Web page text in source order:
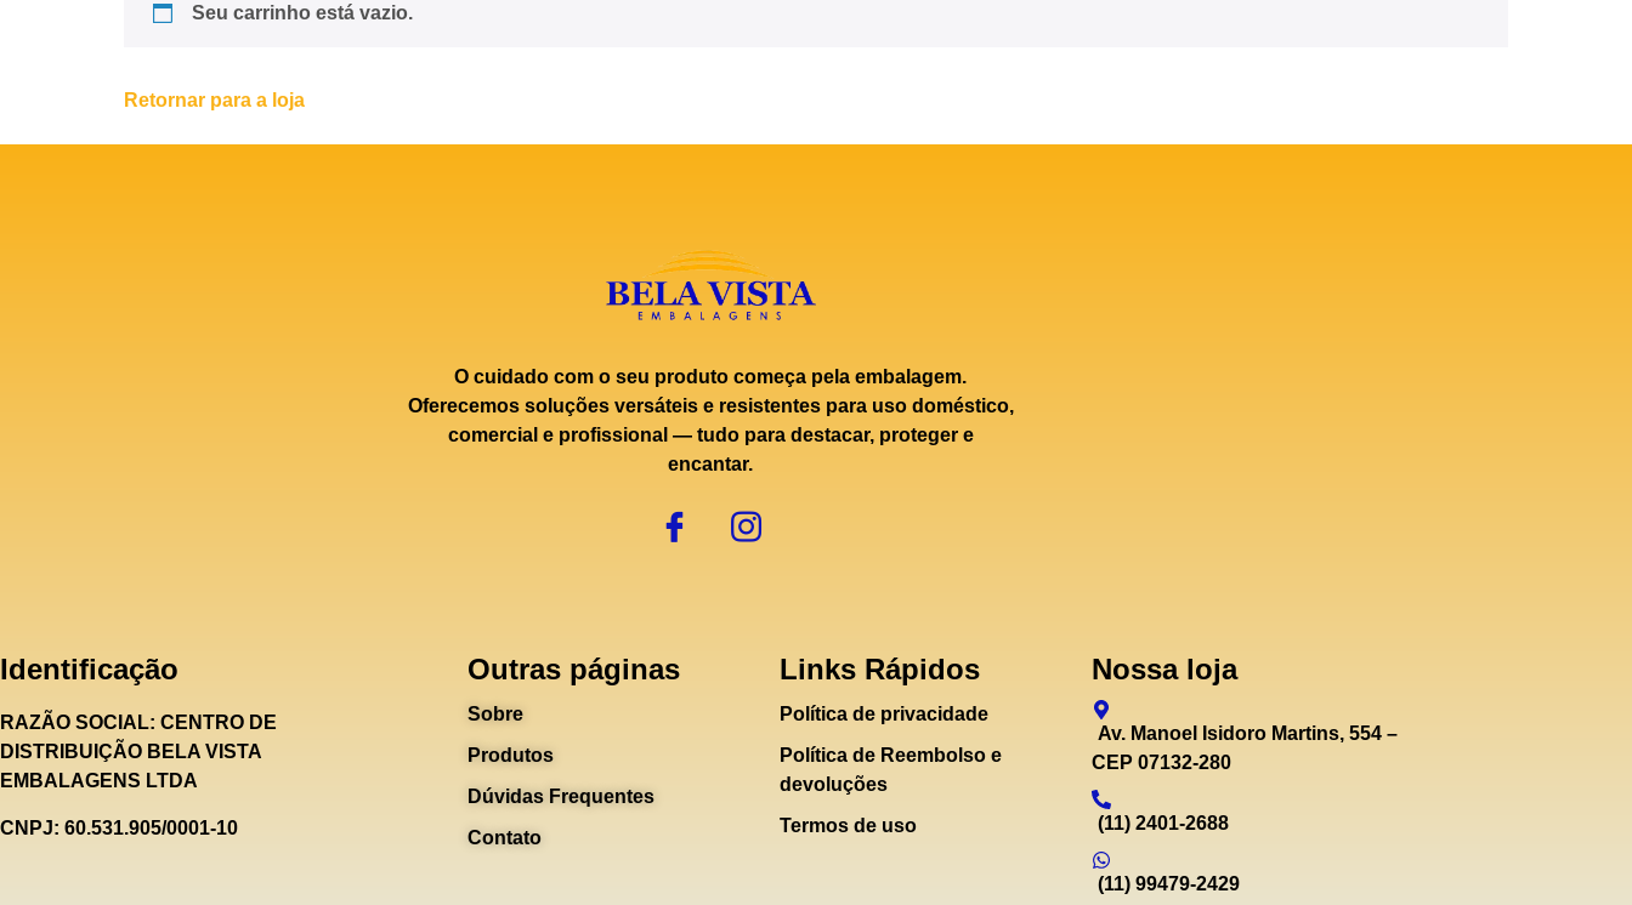
Seu carrinho está vazio.
Retornar para a loja
O cuidado com o seu produto começa pela embalagem.
Oferecemos soluções versáteis e resistentes para uso doméstico,
comercial e profissional — tudo para destacar, proteger e
encantar.
Identificação
RAZÃO SOCIAL: CENTRO DE
DISTRIBUIÇÃO BELA VISTA
EMBALAGENS LTDA
CNPJ: 60.531.905/0001-10
Outras páginas
Sobre
Produtos
Dúvidas Frequentes
Contato
Links Rápidos
Política de privacidade
Política de Reembolso e
devoluções
Termos de uso
Nossa loja
Av. Manoel Isidoro Martins, 554 –
CEP 07132-280
(11) 2401-2688
(11) 99479-2429